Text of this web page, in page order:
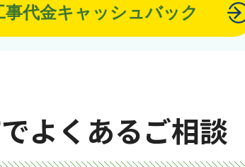
事代金キャッシュバック
よくあるご相談